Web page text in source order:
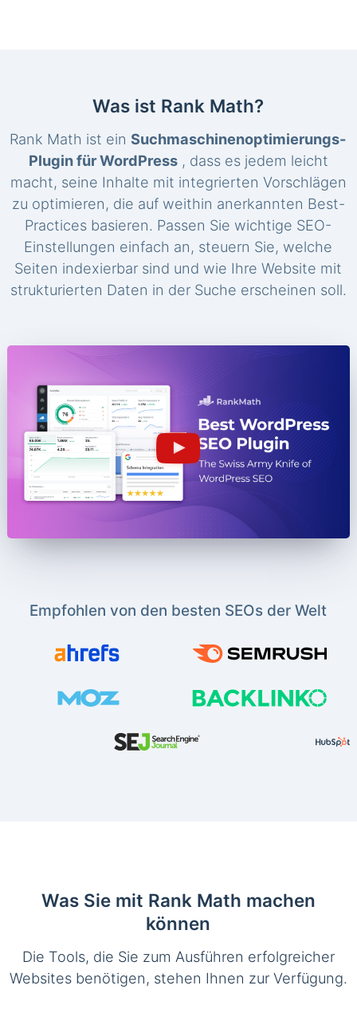
Was ist Rank Math?
Rank Math ist einSuchmaschinenoptimierungs-
Plugin für WordPress, dass es jedem leicht
macht, seine Inhalte mit integrierten Vorschlägen
zu optimieren, die auf weithin anerkannten Best-
Practices basieren. Passen Sie wichtige SEO-
Einstellungen einfach an, steuern Sie, welche
Seiten indexierbar sind und wie Ihre Website mit
strukturierten Daten in der Suche erscheinen soll.
Empfohlen von den besten SEOs der Welt
Was Sie mit Rank Math machen
können
Die Tools, die Sie zum Ausführen erfolgreicher
Websites benötigen, stehen Ihnen zur Verfügung.